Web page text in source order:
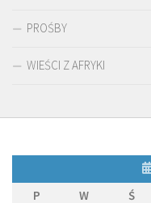
PROŚBY
WIEŚCI Z AFRYKI
P
W Ś